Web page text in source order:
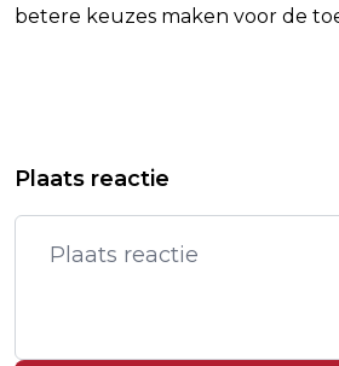
betere keuzes maken voor de
DUITSER TOPPMÖLLER
BELGISCH OM EIST 27
MAN DIE
DOODREED
Plaats reactie